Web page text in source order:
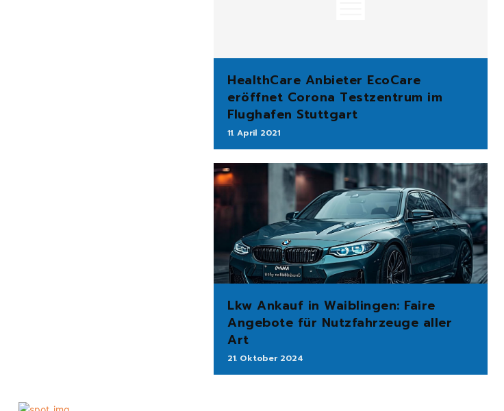
HealthCare Anbieter EcoCare
eröffnet Corona Testzentrum im
Flughafen Stuttgart
11. April 2021
Lkw Ankauf in Waiblingen: Faire
Angebote für Nutzfahrzeuge aller
Art
21. Oktober 2024